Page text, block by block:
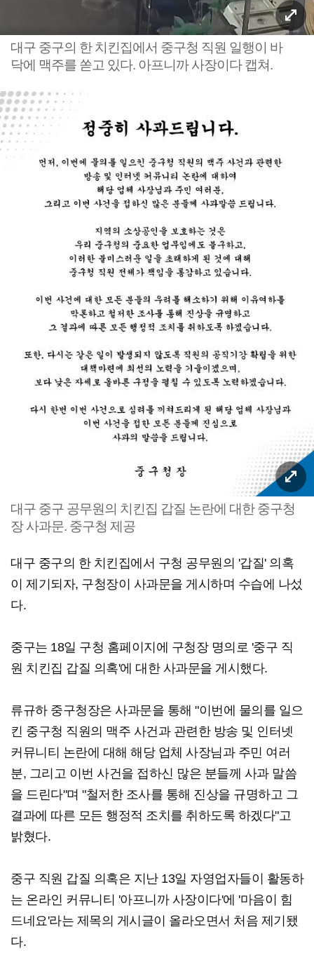
대구 중구의 한 치킨집에서 중구청 직원 일행이 바
닥에 맥주를 쏟고 있다. 아프니까 사장이다 캡쳐.
대구 중구 공무원의 치킨집 갑질 논란에 대한 중구청
장 사과문. 중구청 제공
대구 중구의 한 치킨집에서 구청 공무원의 '갑질' 의혹
이 제기되자, 구청장이 사과문을 게시하며 수습에 나섰
다.
중구는 18일 구청 홈페이지에 구청장 명의로 '중구 직
원 치킨집 갑질 의혹'에 대한 사과문을 게시했다.
류규하 중구청장은 사과문을 통해 "이번에 물의를 일으
킨 중구청 직원의 맥주 사건과 관련한 방송 및 인터넷
커뮤니티 논란에 대해 해당 업체 사장님과 주민 여러
분, 그리고 이번 사건을 접하신 많은 분들께 사과 말씀
을 드린다"며 "철저한 조사를 통해 진상을 규명하고 그
결과에 따른 모든 행정적 조치를 취하도록 하겠다"고
밝혔다.
중구 직원 갑질 의혹은 지난 13일 자영업자들이 활동하
는 온라인 커뮤니티 '아프니까 사장이다'에 '마음이 힘
드네요'라는 제목의 게시글이 올라오면서 처음 제기됐
다.